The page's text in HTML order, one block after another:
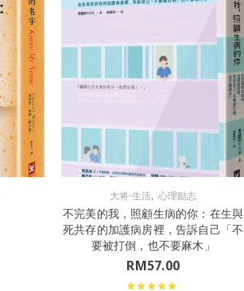
大将·生活, 心理励志
不完美的我，照顧生病的你：在生與
死共存的加護病房裡，告訴自己「不
要被打倒，也不要麻木」
RM57.00